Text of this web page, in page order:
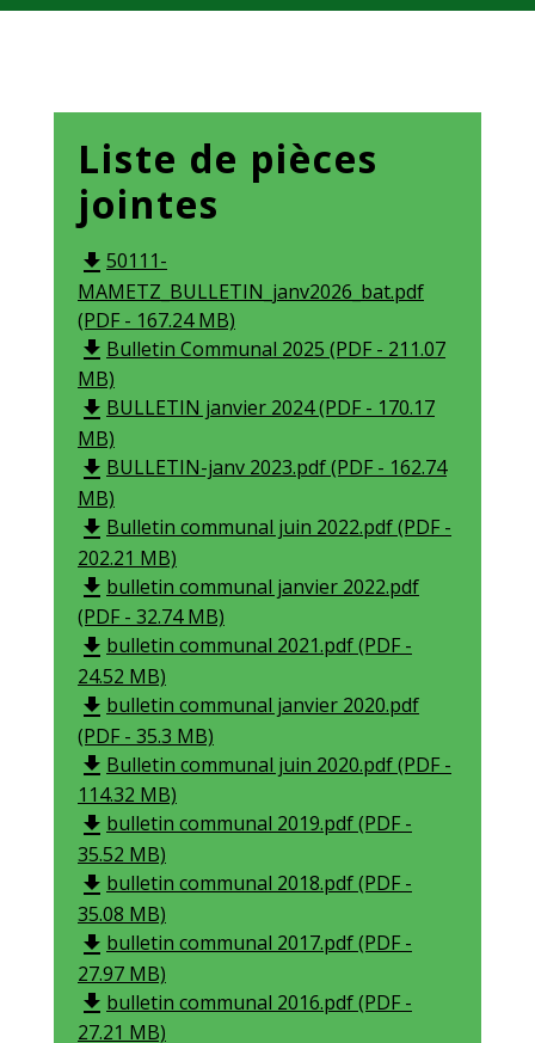
Liste de pièces
jointes
file_download 50111-
MAMETZ_BULLETIN_janv2026_bat.pdf
(PDF - 167.24 MB)
file_download Bulletin Communal 2025 (PDF - 211.07
MB)
file_download BULLETIN janvier 2024 (PDF - 170.17
MB)
file_download BULLETIN-janv 2023.pdf (PDF - 162.74
MB)
file_download Bulletin communal juin 2022.pdf (PDF -
202.21 MB)
file_download bulletin communal janvier 2022.pdf
(PDF - 32.74 MB)
file_download bulletin communal 2021.pdf (PDF -
24.52 MB)
file_download bulletin communal janvier 2020.pdf
(PDF - 35.3 MB)
file_download Bulletin communal juin 2020.pdf (PDF -
114.32 MB)
file_download bulletin communal 2019.pdf (PDF -
35.52 MB)
file_download bulletin communal 2018.pdf (PDF -
35.08 MB)
file_download bulletin communal 2017.pdf (PDF -
27.97 MB)
file_download bulletin communal 2016.pdf (PDF -
27.21 MB)